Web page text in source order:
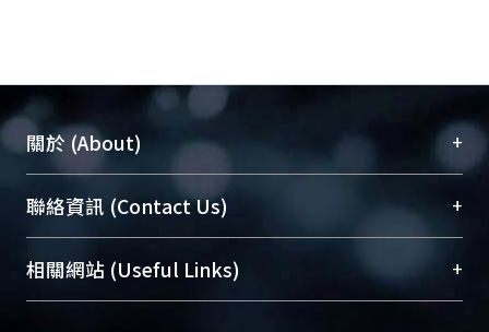
關於 (About) +
臺大位居世界頂尖大學之列，為永久珍藏及向國際
展現本校豐碩的研究成果及學術能量，圖書館整合
機構典藏（NTUR）與學術庫（AH）不同功能平
台，成為臺大學術典藏NTU scholars。期能整合研
聯絡資訊 (Contact Us) +
總館學科館員(Main Library)
醫學圖書館學科館員(Medical Library)
相關網站 (Useful Links) +